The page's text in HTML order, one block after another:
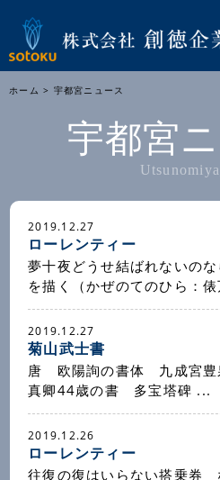
ホーム > 宇都宮ニュース
宇都宮
2019.12.27
ローレンティー
夢十夜どうせ結ばれないの
を描く（かぜのてのひら：
2019.12.27
菊山武士書
唐 欧陽詢の書体 九成宮
真卿44歳の書 多宝塔碑 ...
2019.12.26
ローレンティー
往復の復はいらない搭乗券